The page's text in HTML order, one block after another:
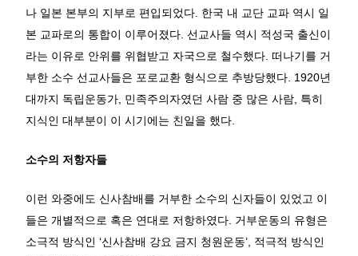
나 일본 본부의 지부로 편입되었다. 한국 내 교단 교파 역시 일
본 교파로의 통합이 이루어졌다. 선교사들 역시 적성국 출신이
라는 이유로 안위를 위협받고 자국으로 철수했다. 떠나기를 거
부한 소수 선교사들은 포로교환 형식으로 추방당했다. 1920년
대까지 독립운동가, 민족주의자였던 사람 중 많은 사람, 특히
지식인 대부분이 이 시기에는 친일을 했다.
소수의 저항자들
이런 와중에도 신사참배를 거부한 소수의 신자들이 있었고 이
들은 개별적으로 혹은 연대로 저항하였다. 거부운동의 유형은
소극적 방식인 ‘신사참배 강요 금지 청원운동’, 적극적 방식인